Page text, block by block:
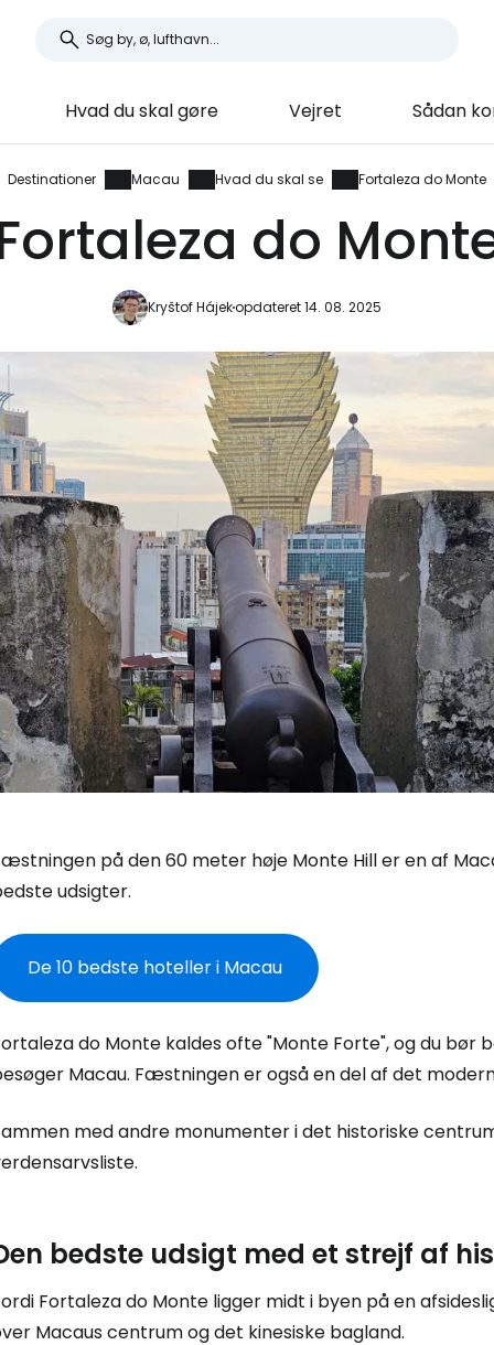
Hvad du skal gøre Vejret Sådan
Destinationer Macau Hvad du skal se Fortaleza do Monte
do
Kryštof Hájekopdateret 14. 08. 2025
på den 60 meter høje Monte Hill er en af
udsigter.
De 10 bedste hoteller i Macau
do Monte kaldes ofte "Monte Forte", og du
Macau. Fæstningen er også en del af det
med andre monumenter i det historiske
bedste udsigt med et strejf af
Fortaleza do Monte ligger midt i byen på en
Macaus centrum og det kinesiske bagland.